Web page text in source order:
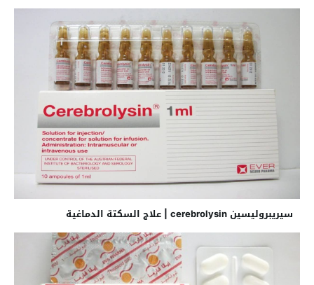
سيريبروليسين cerebrolysin | علاج السكتة الدماغية